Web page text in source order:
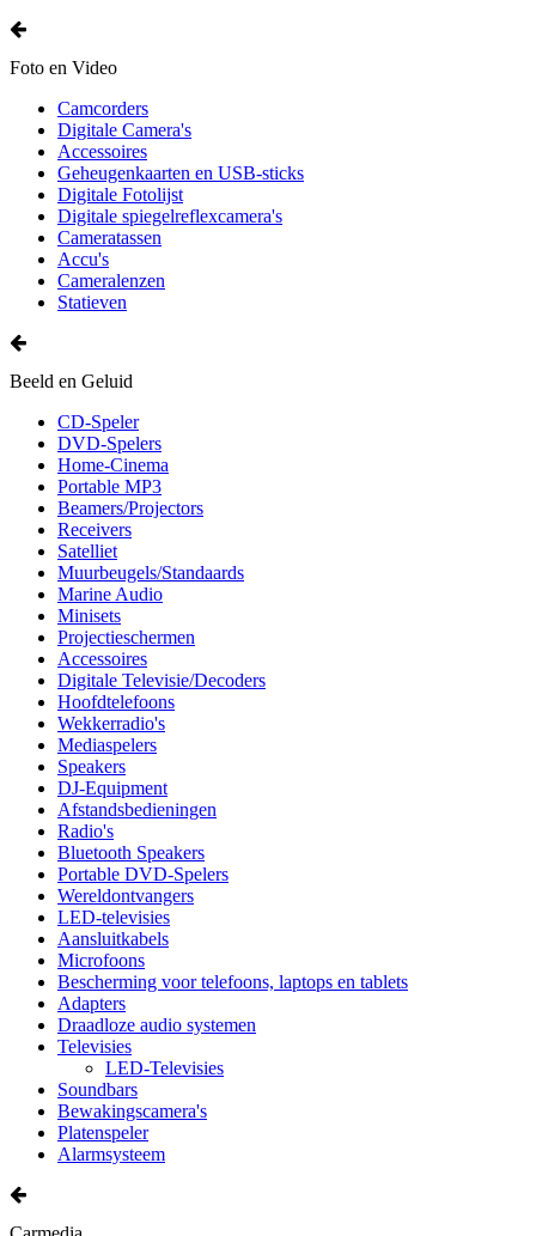
Foto en Video
Camcorders
Digitale Camera's
Accessoires
Geheugenkaarten en USB-sticks
Digitale Fotolijst
Digitale spiegelreflexcamera's
Cameratassen
Accu's
Cameralenzen
Statieven
Beeld en Geluid
CD-Speler
DVD-Spelers
Home-Cinema
Portable MP3
Beamers/Projectors
Receivers
Satelliet
Muurbeugels/Standaards
Marine Audio
Minisets
Projectieschermen
Accessoires
Digitale Televisie/Decoders
Hoofdtelefoons
Wekkerradio's
Mediaspelers
Speakers
DJ-Equipment
Afstandsbedieningen
Radio's
Bluetooth Speakers
Portable DVD-Spelers
Wereldontvangers
LED-televisies
Aansluitkabels
Microfoons
Bescherming voor telefoons, laptops en tablets
Adapters
Draadloze audio systemen
Televisies
LED-Televisies
Soundbars
Bewakingscamera's
Platenspeler
Alarmsysteem